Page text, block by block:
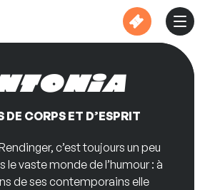
DE CORPS ET D’ESPRIT
c’est toujours un peu
le vaste monde de l’humour : à
de ses contemporains elle